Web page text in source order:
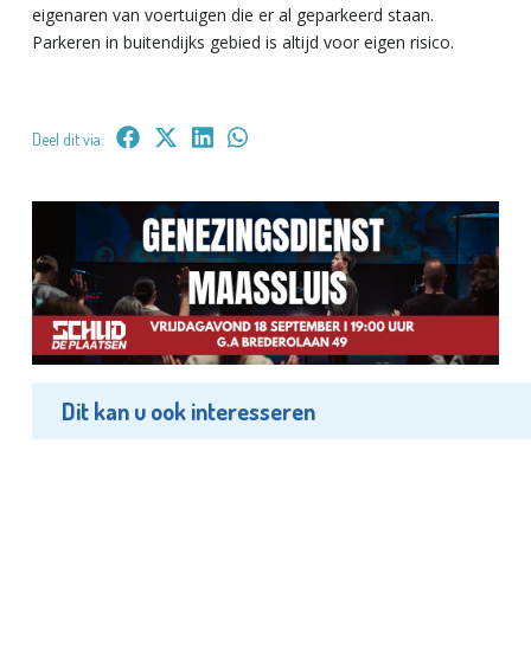
eigenaren van voertuigen die er al geparkeerd staan.
Parkeren in buitendijks gebied is altijd voor eigen risico.
Deel dit via:
Dit kan u ook interesseren